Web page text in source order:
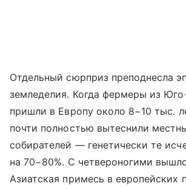
Отдельный сюрприз преподнесла
земледелия. Когда фермеры из
пришли в Европу около 8−10 тыс.
почти полностью вытеснили
собирателей — генетически те
на 70−80%. С четвероногими
Азиатская примесь в европейских